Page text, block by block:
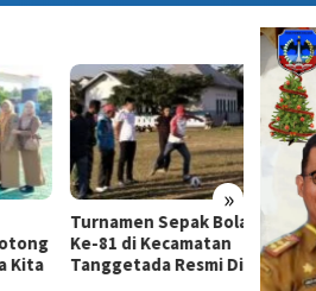
»
Turnamen Sepak Bola HUT RI
Ke-81 di Kecamatan
Tanggetada Resmi Dimulai